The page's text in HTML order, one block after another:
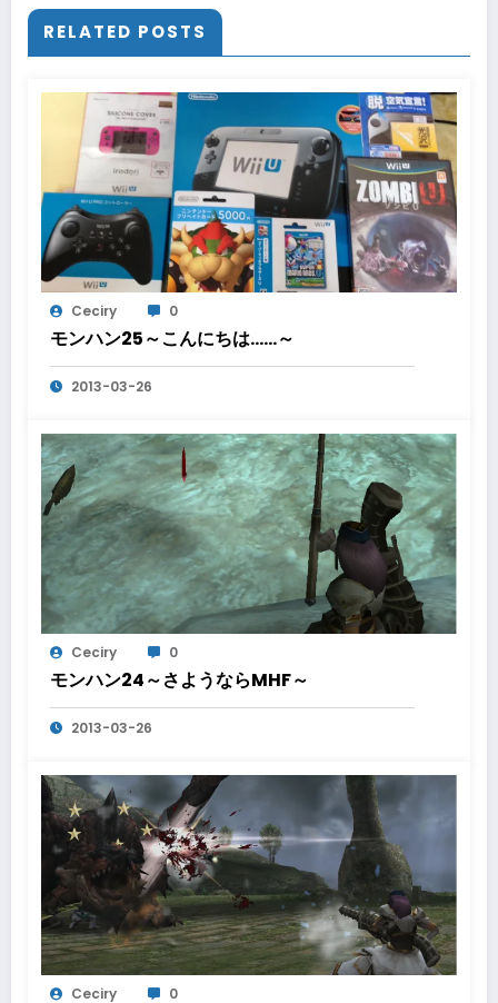
RELATED POSTS
Ceciry 0
モンハン25～こんにちは……～
2013-03-26
Ceciry 0
モンハン24～さようならMHF～
2013-03-26
Ceciry 0